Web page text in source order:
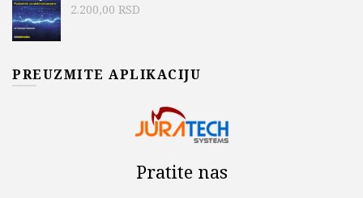
2.200,00 RSD
PREUZMITE APLIKACIJU
Pratite nas